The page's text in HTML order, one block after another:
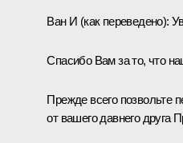
Ван И (как переведено):
Спасибо Вам за то, что
Прежде всего позвольте
от вашего давнего друга